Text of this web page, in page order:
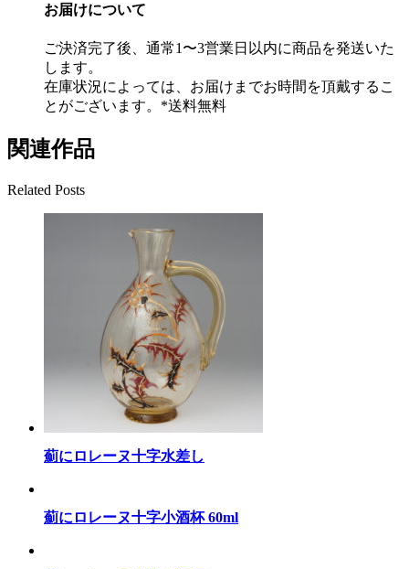
お届けについて
ご決済完了後、通常1〜3営業日以内に商品を発送いた
します。
在庫状況によっては、お届けまでお時間を頂戴するこ
とがございます。*送料無料
関連作品
Related Posts
薊にロレーヌ十字水差し
薊にロレーヌ十字小酒杯 60ml